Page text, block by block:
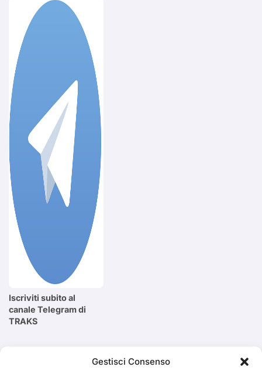
Gestisci Consenso
Iscriviti subito al
canale Telegram di
TRAKS